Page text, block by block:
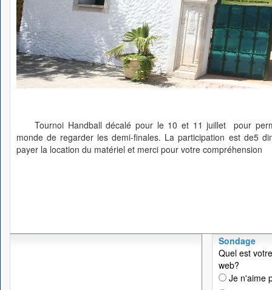
Tournoi Handball décalé pour le 10 et 11 juillet pour
monde de regarder les demi-finales. La participation est de5
payer la location du matériel et merci pour votre compréhension
Sondage
Quel est
web?
Je n'aime